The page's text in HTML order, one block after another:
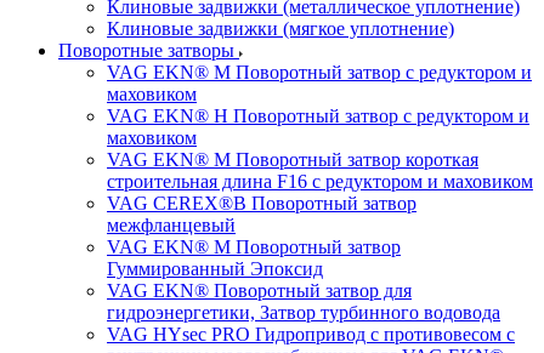
Клиновые задвижки (металлическое уплотнение)
Клиновые задвижки (мягкое уплотнение)
Поворотные затворы
VAG EKN® M Поворотный затвор с редуктором и
маховиком
VAG EKN® H Поворотный затвор с редуктором и
маховиком
VAG EKN® M Поворотный затвор короткая
строительная длина F16 с редуктором и маховиком
VAG CEREX®B Поворотный затвор
межфланцевый
VAG EKN® M Поворотный затвор
Гуммированный Эпоксид
VAG EKN® Поворотный затвор для
гидроэнергетики, Затвор турбинного водовода
VAG HYsec PRO Гидропривод с противовесом с